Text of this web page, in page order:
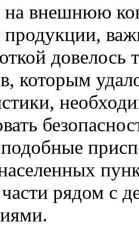
внешнюю
довелось
которым
рядом с